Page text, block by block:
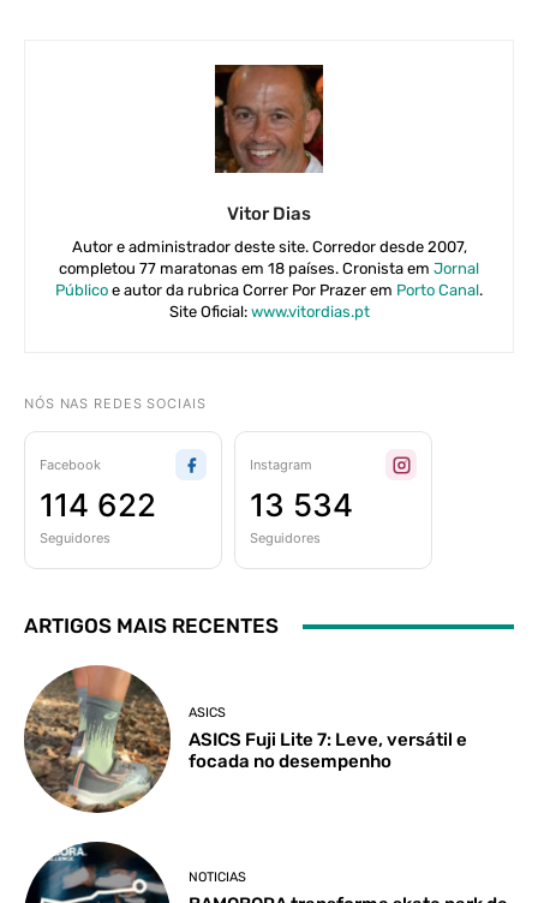
Vitor Dias
Autor e administrador deste site. Corredor desde 2007,
completou 77 maratonas em 18 países. Cronista em Jornal
Público e autor da rubrica Correr Por Prazer em Porto Canal.
Site Oficial: www.vitordias.pt
NÓS NAS REDES SOCIAIS
Facebook
114 622
Seguidores
Instagram
13 534
Seguidores
ARTIGOS MAIS RECENTES
ASICS
ASICS Fuji Lite 7: Leve, versátil e
focada no desempenho
NOTICIAS